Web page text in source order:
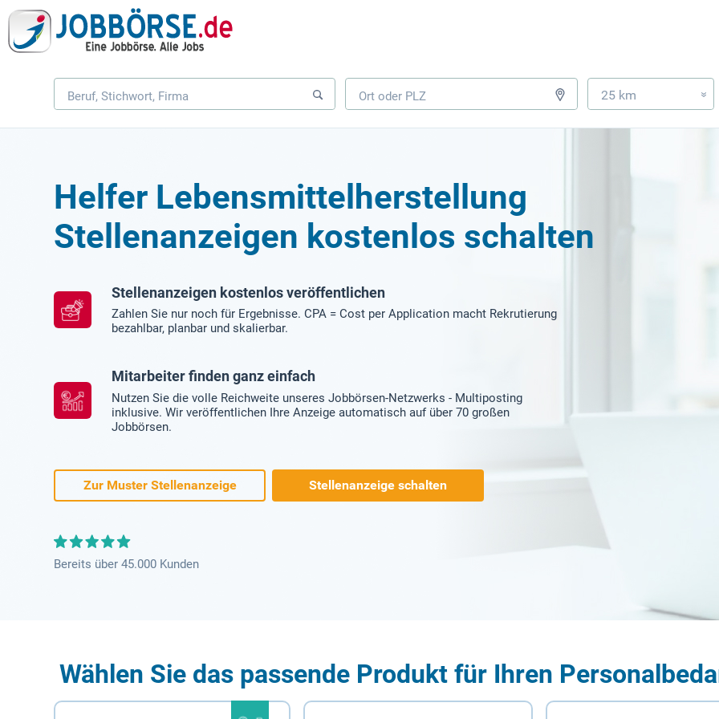
25 km »
Helfer Lebensmittelherstellung
Stellenanzeigen kostenlos schalten
Stellenanzeigen kostenlos veröffentlichen
Zahlen Sie nur noch für Ergebnisse. CPA = Cost per Application macht Rekrutierung
bezahlbar, planbar und skalierbar.
Mitarbeiter finden ganz einfach
Nutzen Sie die volle Reichweite unseres Jobbörsen-Netzwerks - Multiposting
inklusive. Wir veröffentlichen Ihre Anzeige automatisch auf über 70 großen
Jobbörsen.
Zur Muster Stellenanzeige Stellenanzeige schalten
Bereits über 45.000 Kunden
Wählen Sie das passende Produkt für Ihren